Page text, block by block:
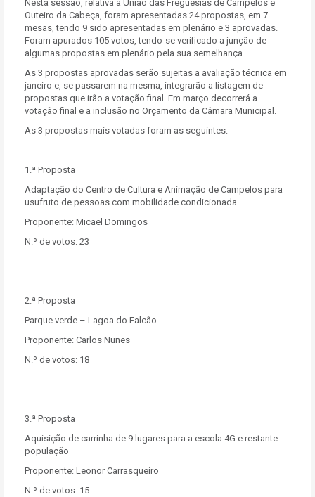
Nesta sessão, relativa à União das Freguesias de Campelos e
Outeiro da Cabeça, foram apresentadas 24 propostas, em 7
mesas, tendo 9 sido apresentadas em plenário e 3 aprovadas.
Foram apurados 105 votos, tendo-se verificado a junção de
algumas propostas em plenário pela sua semelhança.
As 3 propostas aprovadas serão sujeitas a avaliação técnica em
janeiro e, se passarem na mesma, integrarão a listagem de
propostas que irão a votação final. Em março decorrerá a
votação final e a inclusão no Orçamento da Câmara Municipal.
As 3 propostas mais votadas foram as seguintes:
1.ª Proposta
Adaptação do Centro de Cultura e Animação de Campelos para
usufruto de pessoas com mobilidade condicionada
Proponente: Micael Domingos
N.º de votos: 23
2.ª Proposta
Parque verde – Lagoa do Falcão
Proponente: Carlos Nunes
N.º de votos: 18
3.ª Proposta
Aquisição de carrinha de 9 lugares para a escola 4G e restante
população
Proponente: Leonor Carrasqueiro
N.º de votos: 15